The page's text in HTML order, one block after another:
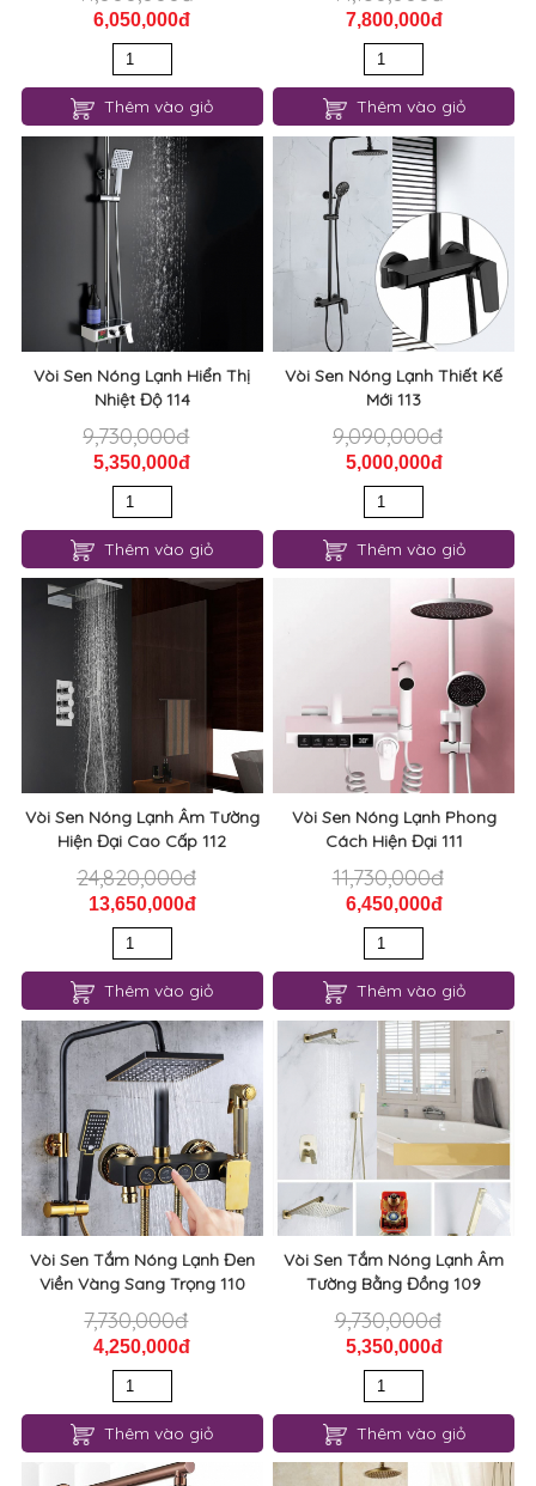
6,050,000đ
Thêm vào giỏ
7,800,000đ
Thêm vào giỏ
Vòi Sen Nóng Lạnh Hiển Thị
Nhiệt Độ 114
9,730,000đ
5,350,000đ
Thêm vào giỏ
Vòi Sen Nóng Lạnh Thiết Kế
Mới 113
9,090,000đ
5,000,000đ
Thêm vào giỏ
Vòi Sen Nóng Lạnh Âm Tường
Hiện Đại Cao Cấp 112
24,820,000đ
13,650,000đ
Thêm vào giỏ
Vòi Sen Nóng Lạnh Phong
Cách Hiện Đại 111
11,730,000đ
6,450,000đ
Thêm vào giỏ
Vòi Sen Tắm Nóng Lạnh Đen
Viền Vàng Sang Trọng 110
7,730,000đ
4,250,000đ
Thêm vào giỏ
Vòi Sen Tắm Nóng Lạnh Âm
Tường Bằng Đồng 109
9,730,000đ
5,350,000đ
Thêm vào giỏ